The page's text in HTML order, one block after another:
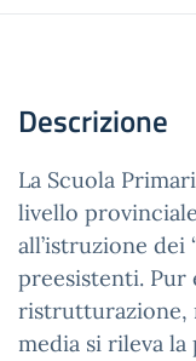
Descrizione
La Scuola
livello
all’istruzione
preesistenti. Pur
ristrutturazione,
media si rileva